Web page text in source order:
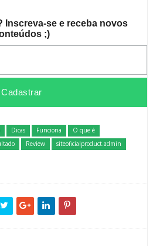
Inscreva-se e receba novos
;)
Dicas Funciona
O que é
Review
siteoficialproduct.admin